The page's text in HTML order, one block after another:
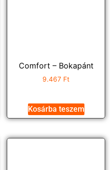
Comfort – Bokapánt
9.467 Ft
Kosárba teszem